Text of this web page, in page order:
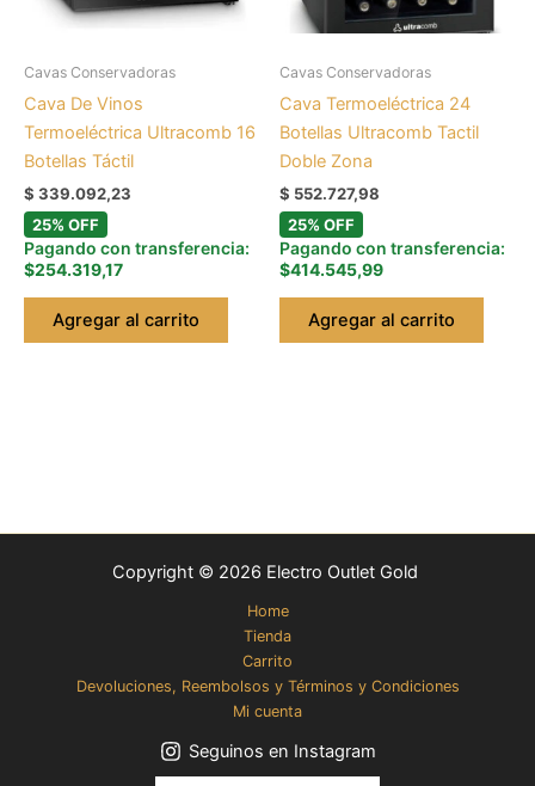
Cavas Conservadoras
Cava De Vinos
Termoeléctrica Ultracomb 16
Botellas Táctil
$ 339.092,23
25% OFF
Pagando con transferencia:
$254.319,17
Agregar al carrito
Cavas Conservadoras
Cava Termoeléctrica 24
Botellas Ultracomb Tactil
Doble Zona
$ 552.727,98
25% OFF
Pagando con transferencia:
$414.545,99
Agregar al carrito
Copyright © 2026 Electro Outlet Gold
Home
Tienda
Carrito
Devoluciones, Reembolsos y Términos y Condiciones
Mi cuenta
Seguinos en Instagram